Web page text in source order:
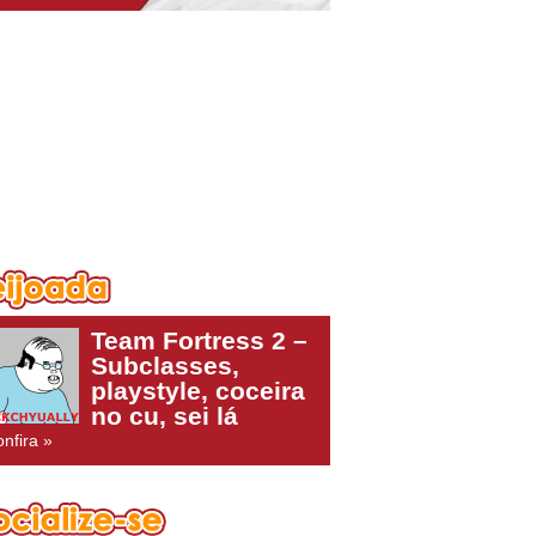
Team Fortress 2 –
Subclasses,
playstyle, coceira
no cu, sei lá
»